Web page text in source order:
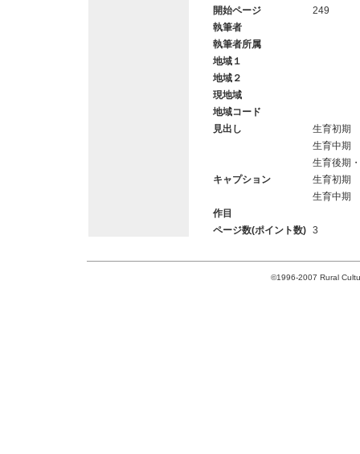
開始ページ
249
執筆者
執筆者所属
地域１
地域２
現地域
地域コード
見出し
生育初期
生育中期
生育後期
キャプション
生育初期
生育中期
作目
ページ数(ポイント数)
3
©1996-2007 Rural